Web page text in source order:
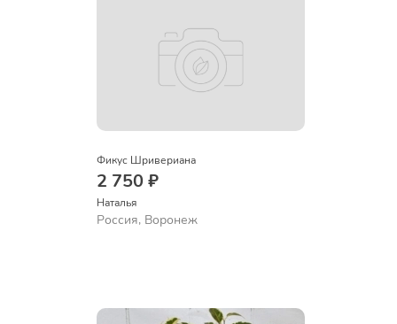
Фикус Шривериана
2 750 ₽
Наталья
Россия, Воронеж